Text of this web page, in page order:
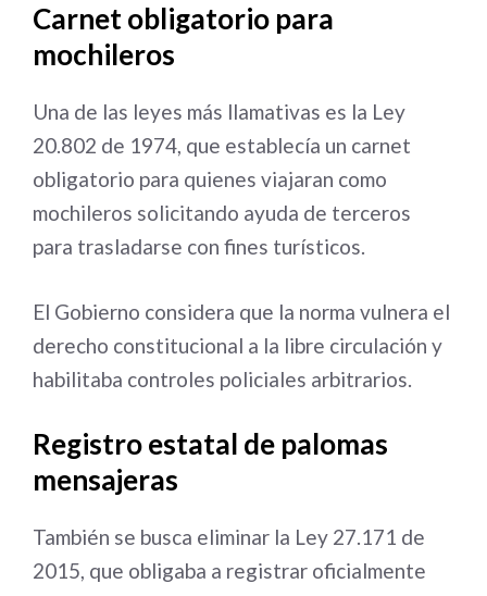
Carnet obligatorio para
mochileros
Una de las leyes más llamativas es la Ley
20.802 de 1974, que establecía un carnet
obligatorio para quienes viajaran como
mochileros solicitando ayuda de terceros
para trasladarse con fines turísticos.
El Gobierno considera que la norma vulnera el
derecho constitucional a la libre circulación y
habilitaba controles policiales arbitrarios.
Registro estatal de palomas
mensajeras
También se busca eliminar la Ley 27.171 de
2015, que obligaba a registrar oficialmente